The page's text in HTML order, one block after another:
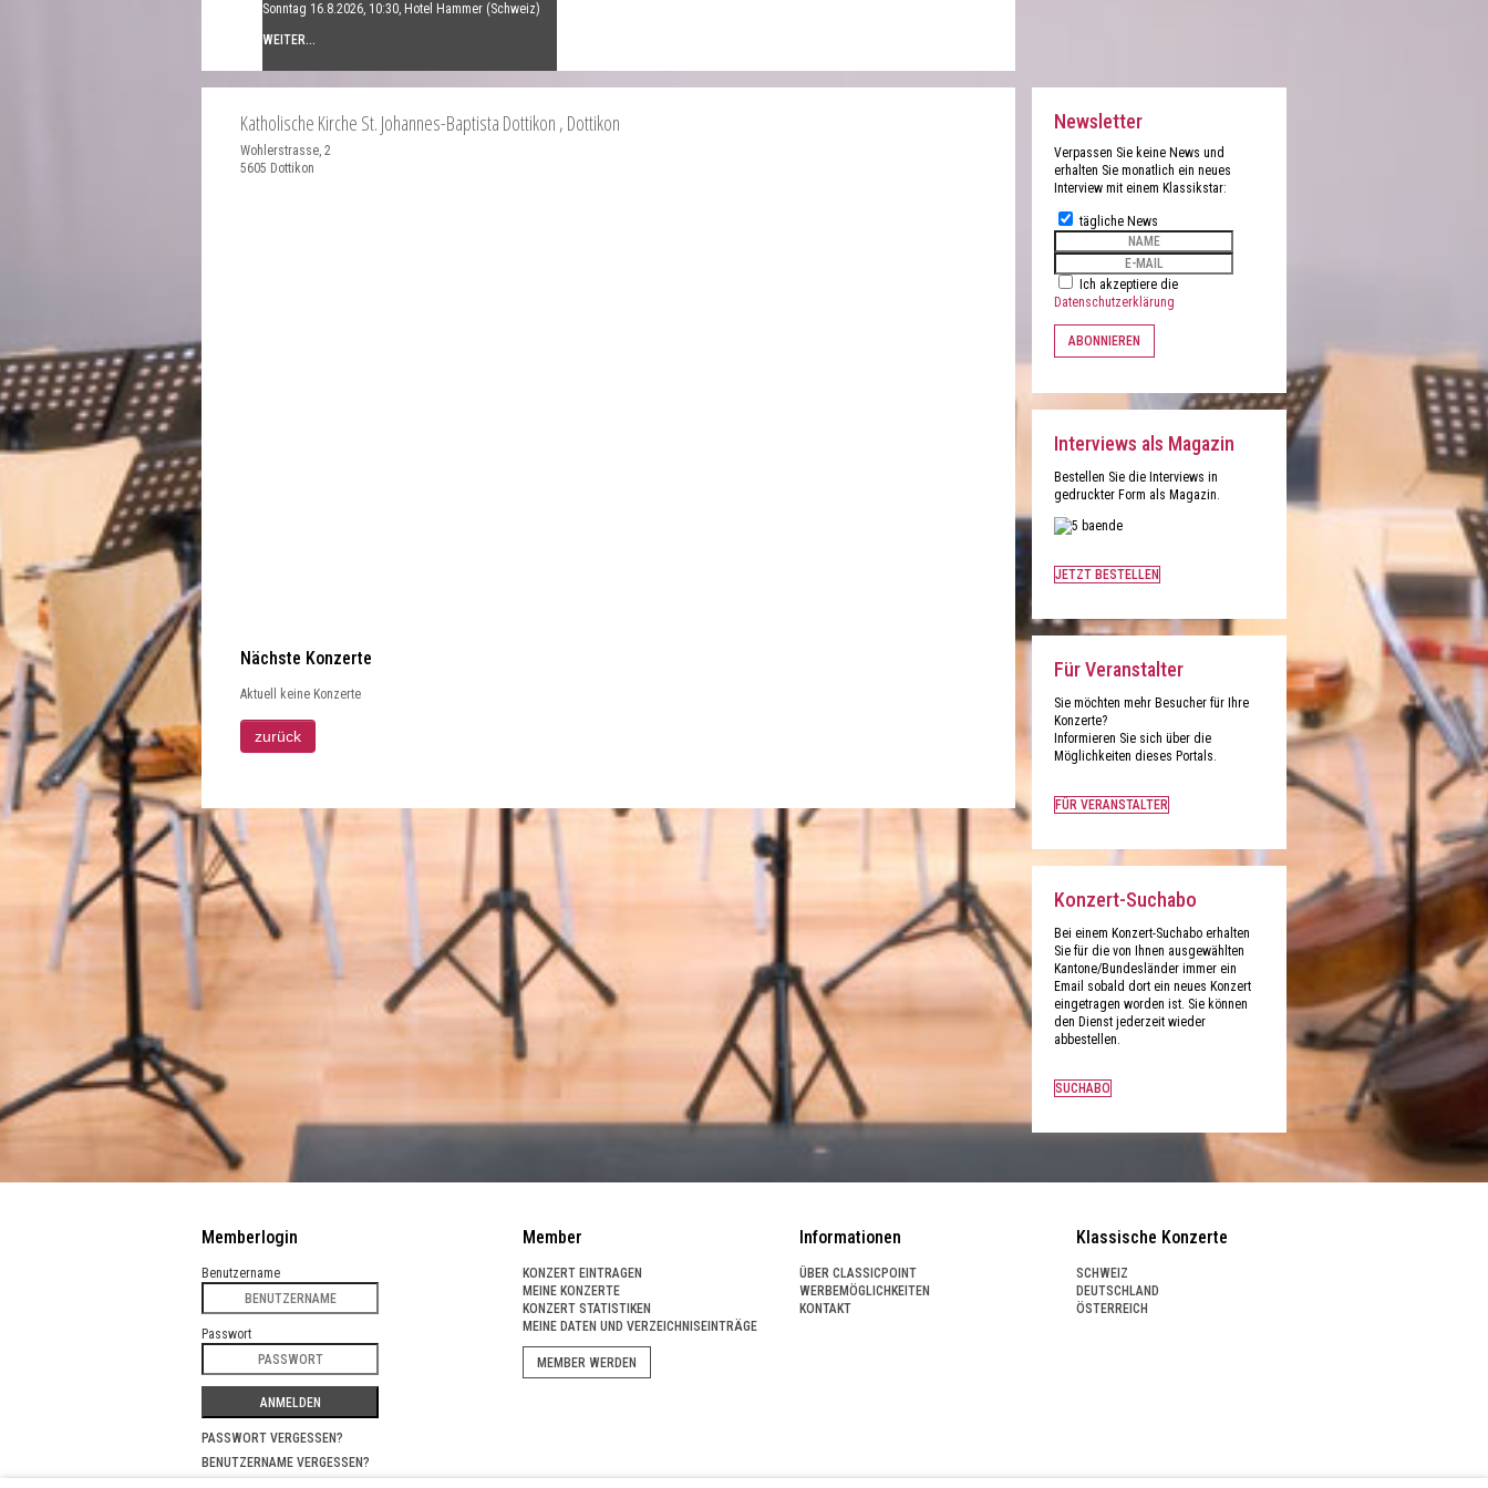
Sonntag 16.8.2026, 10:30, Hotel Hammer (Schweiz)
WEITER...
Katholische Kirche St. Johannes-Baptista Dottikon , Dottikon
Wohlerstrasse, 2
5605 Dottikon
Nächste Konzerte
Aktuell keine Konzerte
Newsletter
Verpassen Sie keine News und
erhalten Sie monatlich ein neues
Interview mit einem Klassikstar:
tägliche News
Ich akzeptiere die
Datenschutzerklärung
ABONNIEREN
Interviews als Magazin
Bestellen Sie die Interviews in
gedruckter Form als Magazin.
JETZT BESTELLEN
Für Veranstalter
Sie möchten mehr Besucher für Ihre
Konzerte?
Informieren Sie sich über die
Möglichkeiten dieses Portals.
FÜR VERANSTALTER
Konzert-Suchabo
Bei einem Konzert-Suchabo erhalten
Sie für die von Ihnen ausgewählten
Kantone/Bundesländer immer ein
Email sobald dort ein neues Konzert
eingetragen worden ist. Sie können
den Dienst jederzeit wieder
abbestellen.
SUCHABO
Memberlogin
Benutzername
Passwort
ANMELDEN
PASSWORT VERGESSEN?
BENUTZERNAME VERGESSEN?
Member
KONZERT EINTRAGEN
MEINE KONZERTE
KONZERT STATISTIKEN
MEINE DATEN UND VERZEICHNISEINTRÄGE
MEMBER WERDEN
Informationen
ÜBER CLASSICPOINT
WERBEMÖGLICHKEITEN
KONTAKT
Klassische Konzerte
SCHWEIZ
DEUTSCHLAND
ÖSTERREICH